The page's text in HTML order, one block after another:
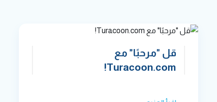
قل "مرحبًا" مع
Turacoon.com!